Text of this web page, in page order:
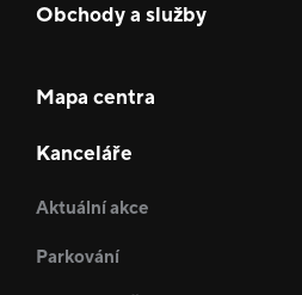
Obchody a služby
Mapa centra
Kanceláře
Aktuální akce
Parkování